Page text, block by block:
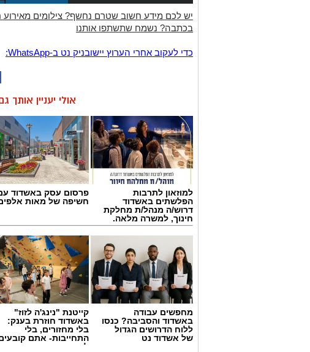
יש לכם מידע חשוב שטרם נחשף? צילומים
בכתבה? נשמח שתשתפו אותנו
‏כדי לעקוב אחרי הערוץ יישובניק נט ב-WhatsApp:‏‏‏
אולי יעניין אותך
למוזאון לתרבות
הפלשתים באשדוד
דרוש/ה מנהל/ת מחלקת
חינוך, למשרה מלאה.
פרסום עסק באשדוד
חשיפה של מאות
מחפשים עבודה
באשדוד והסביבה? כנסו
ללוח הדרושים הגדול
של אשדוד נט
קייטנת "נינג'ה לזוז"
באשדוד חוזרת בענק:
בלי מחזורים, בלי
התחייבות- אתם
לכמה ואיזה ימים